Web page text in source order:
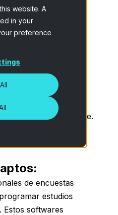
website. A
in your
preference
Conjoint
de encuestas online.
:
de encuestas
estudios
Estos softwares